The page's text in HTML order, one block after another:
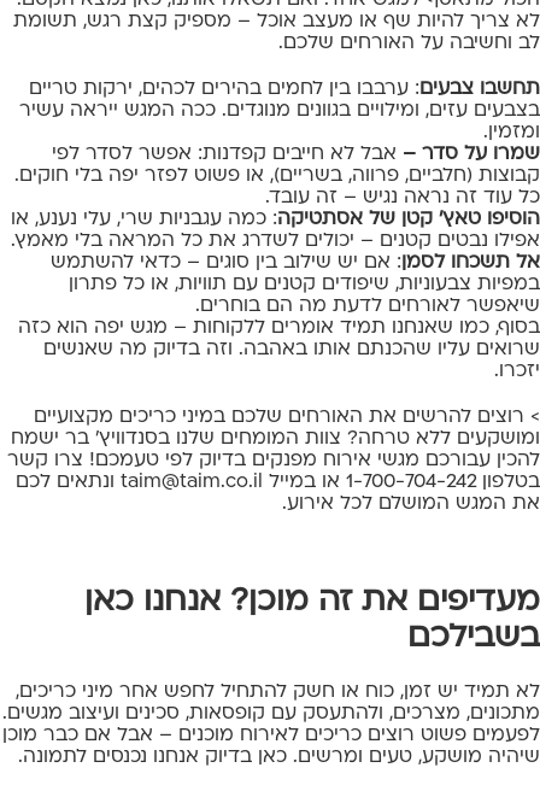
לא צריך להיות שף או מעצב אוכל – מספיק קצת רגש, תשומת
לב וחשיבה על האורחים שלכם.
תחשבו צבעים : ערבבו בין לחמים בהירים לכהים, ירקות טריים
בצבעים עזים, ומילויים בגוונים מנוגדים. ככה המגש ייראה עשיר
ומזמין.
שמרו על סדר – אבל לא חייבים קפדנות: אפשר לסדר לפי
קבוצות (חלביים, פרווה, בשריים), או פשוט לפזר יפה בלי חוקים.
כל עוד זה נראה נגיש – זה עובד.
הוסיפו טאץ' קטן של אסתטיקה: כמה עגבניות שרי, עלי נענע, או
אפילו נבטים קטנים – יכולים לשדרג את כל המראה בלי מאמץ.
אל תשכחו לסמן : אם יש שילוב בין סוגים – כדאי להשתמש
במפיות צבעוניות, שיפודים קטנים עם תוויות, או כל פתרון
שיאפשר לאורחים לדעת מה הם בוחרים.
בסוף, כמו שאנחנו תמיד אומרים ללקוחות – מגש יפה הוא כזה
שרואים עליו שהכנתם אותו באהבה. וזה בדיוק מה שאנשים
יזכרו.
> רוצים להרשים את האורחים שלכם במיני כריכים מקצועיים
ומושקעים ללא טרחה? צוות המומחים שלנו בסנדוויץ' בר ישמח
להכין עבורכם מגשי אירוח מפנקים בדיוק לפי טעמכם! צרו קשר
בטלפון 1-700-704-242 או במייל
taim@taim.co.il ונתאים לכם
את המגש המושלם לכל אירוע.
מעדיפים את זה מוכן? אנחנו כאן
בשבילכם
לא תמיד יש זמן, כוח או חשק להתחיל לחפש אחר מיני כריכים,
מתכונים, מצרכים, ולהתעסק עם קופסאות, סכינים ועיצוב מגשים.
לפעמים פשוט רוצים כריכים לאירוח מוכנים – אבל אם כבר מוכן
שיהיה מושקע, טעים ומרשים. כאן בדיוק אנחנו נכנסים לתמונה.